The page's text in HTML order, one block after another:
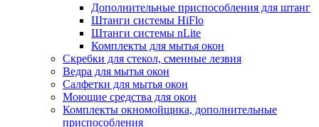
Дополнительные приспособления для штанг
Штанги системы HiFlo
Штанги системы nLite
Комплекты для мытья окон
Скребки для стекол, сменные лезвия
Ведра для мытья окон
Салфетки для мытья окон
Моющие средства для окон
Комплекты окномойщика, дополнительные
приспособления